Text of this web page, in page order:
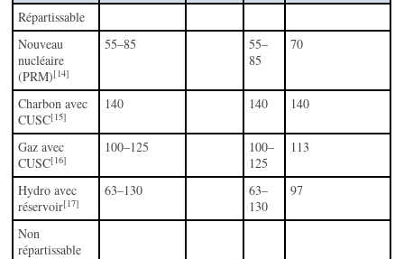
Répartissable
Nouveau
nucléaire
(PRM)[14]
55–85
55–
85
70
Charbon avec
CUSC[15]
140 140 140
Gaz avec
CUSC[16]
100–125
100–
125
113
Hydro avec
réservoir[17]
63–130
63–
130
97
Non
répartissable